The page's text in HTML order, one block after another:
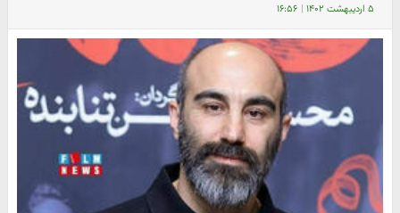
۵ اردیبهشت ۱۴۰۲ | ۱۶:۵۶